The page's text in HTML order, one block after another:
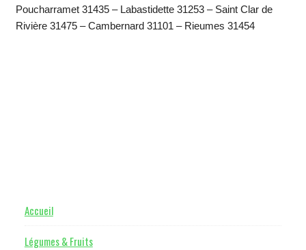
Poucharramet 31435 – Labastidette 31253 – Saint Clar de
Rivière 31475 – Cambernard 31101 – Rieumes 31454
Footer
Accueil
Légumes & Fruits